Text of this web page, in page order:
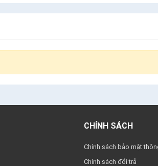
CHÍNH SÁCH
Chính sách bảo mật
Chính sách đổi trả